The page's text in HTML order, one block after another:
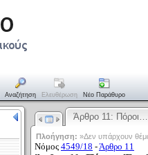
Αναζήτηση Ελευθέρωση Νέο Παράθυρο
Άρθρο 11: Πόροι…